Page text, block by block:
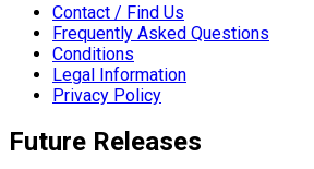
Contact / Find Us
Frequently Asked Questions
Conditions
Legal Information
Privacy Policy
Future Releases